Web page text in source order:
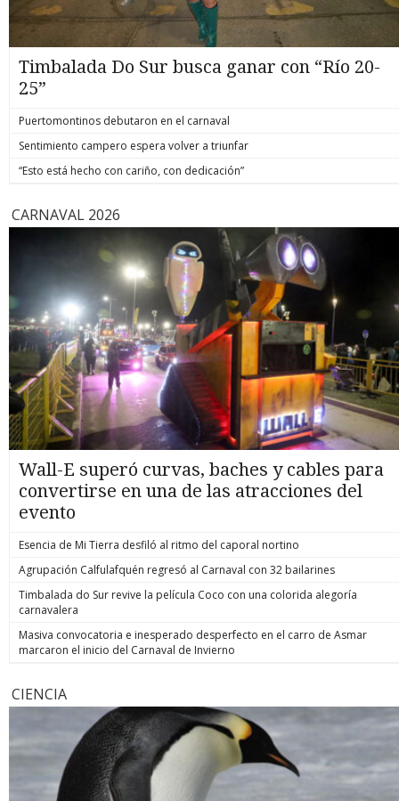
Timbalada Do Sur busca ganar con “Río 20-
25”
Puertomontinos debutaron en el carnaval
Sentimiento campero espera volver a triunfar
“Esto está hecho con cariño, con dedicación”
CARNAVAL 2026
Wall-E superó curvas, baches y cables para
convertirse en una de las atracciones del
evento
Esencia de Mi Tierra desfiló al ritmo del caporal nortino
Agrupación Calfulafquén regresó al Carnaval con 32 bailarines
Timbalada do Sur revive la película Coco con una colorida alegoría
carnavalera
Masiva convocatoria e inesperado desperfecto en el carro de Asmar
marcaron el inicio del Carnaval de Invierno
CIENCIA